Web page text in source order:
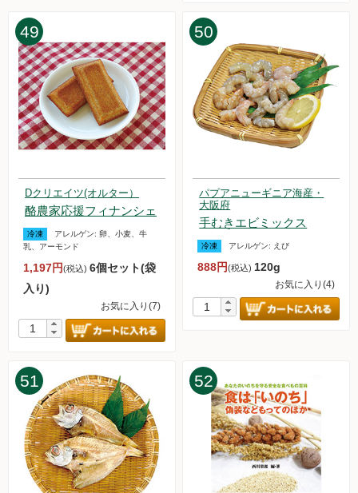
49
Dクリエイツ(オルター）
酪農家応援フィナンシェ
冷凍 アレルゲン: 卵、小麦、牛
乳、アーモンド
1,197円(税込) 6個セット(袋
入り)
お気に入り(7)
50
パプアニューギニア海産・
大阪府
手むきエビミックス
冷凍 アレルゲン: えび
888円(税込) 120g
お気に入り(4)
51 52